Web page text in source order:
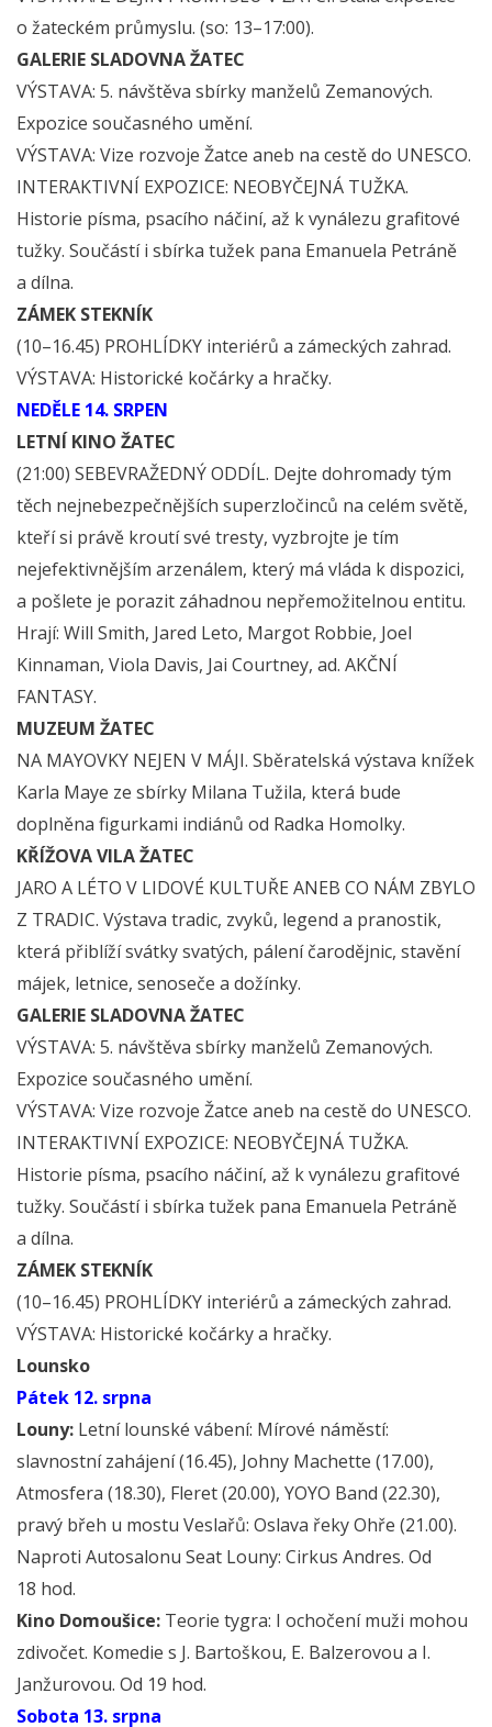
o žateckém průmyslu. (so: 13–17:00).
GALERIE SLADOVNA ŽATEC
VÝSTAVA: 5. návštěva sbírky manželů Zemanových.
Expozice současného umění.
VÝSTAVA: Vize rozvoje Žatce aneb na cestě do UNESCO.
INTERAKTIVNÍ EXPOZICE: NEOBYČEJNÁ TUŽKA.
Historie písma, psacího náčiní, až k vynálezu grafitové
tužky. Součástí i sbírka tužek pana Emanuela Petráně
a dílna.
ZÁMEK STEKNÍK
(10–16.45) PROHLÍDKY interiérů a zámeckých zahrad.
VÝSTAVA: Historické kočárky a hračky.
NEDĚLE 14. SRPEN
LETNÍ KINO ŽATEC
(21:00) SEBEVRAŽEDNÝ ODDÍL. Dejte dohromady tým
těch nejnebezpečnějších superzločinců na celém světě,
kteří si právě kroutí své tresty, vyzbrojte je tím
nejefektivnějším arzenálem, který má vláda k dispozici,
a pošlete je porazit záhadnou nepřemožitelnou entitu.
Hrají: Will Smith, Jared Leto, Margot Robbie, Joel
Kinnaman, Viola Davis, Jai Courtney, ad. AKČNÍ
FANTASY.
MUZEUM ŽATEC
NA MAYOVKY NEJEN V MÁJI. Sběratelská výstava knížek
Karla Maye ze sbírky Milana Tužila, která bude
doplněna figurkami indiánů od Radka Homolky.
KŘÍŽOVA VILA ŽATEC
JARO A LÉTO V LIDOVÉ KULTUŘE ANEB CO NÁM ZBYLO
Z TRADIC. Výstava tradic, zvyků, legend a pranostik,
která přiblíží svátky svatých, pálení čarodějnic, stavění
májek, letnice, senoseče a dožínky.
GALERIE SLADOVNA ŽATEC
VÝSTAVA: 5. návštěva sbírky manželů Zemanových.
Expozice současného umění.
VÝSTAVA: Vize rozvoje Žatce aneb na cestě do UNESCO.
INTERAKTIVNÍ EXPOZICE: NEOBYČEJNÁ TUŽKA.
Historie písma, psacího náčiní, až k vynálezu grafitové
tužky. Součástí i sbírka tužek pana Emanuela Petráně
a dílna.
ZÁMEK STEKNÍK
(10–16.45) PROHLÍDKY interiérů a zámeckých zahrad.
VÝSTAVA: Historické kočárky a hračky.
Lounsko
Pátek 12. srpna
Louny: Letní lounské vábení: Mírové náměstí:
slavnostní zahájení (16.45), Johny Machette (17.00),
Atmosfera (18.30), Fleret (20.00), YOYO Band (22.30),
pravý břeh u mostu Veslařů: Oslava řeky Ohře (21.00).
Naproti Autosalonu Seat Louny: Cirkus Andres. Od
18 hod.
Kino Domoušice: Teorie tygra: I ochočení muži mohou
zdivočet. Komedie s J. Bartoškou, E. Balzerovou a I.
Janžurovou. Od 19 hod.
Sobota 13. srpna